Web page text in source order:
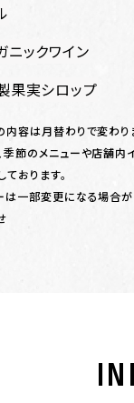
ニックワイン
果実シロップ
内容は月替わりで変わり
季節のメニューや店舗内
ております。
は一部変更になる場合